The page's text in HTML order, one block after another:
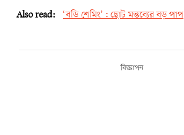
Also read: ‘বডি শেমিং’: ছোট মন্তব্যের বড় পাপ
বিজ্ঞাপন